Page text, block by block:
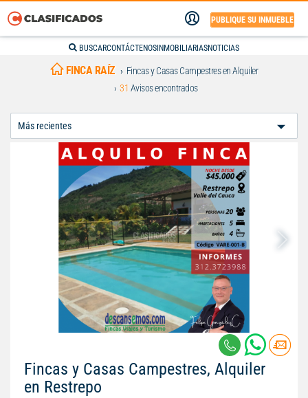
PUBLIQUE SU INMUEBLE
BUSCARCONTÁCTENOS INMOBILIARIASNOTICIAS
FINCA RAÍZ
Fincas y Casas Campestres en Alquiler
31 Avisos encontrados
Fincas y Casas Campestres, Alquiler
en Restrepo